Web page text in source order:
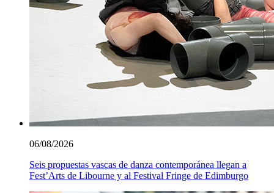
06/08/2026
Seis propuestas vascas de danza contemporánea llegan a
Fest’Arts de Libourne y al Festival Fringe de Edimburgo